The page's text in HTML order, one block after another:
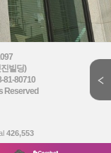
빌딩)
81-80710
Reserved
426,553